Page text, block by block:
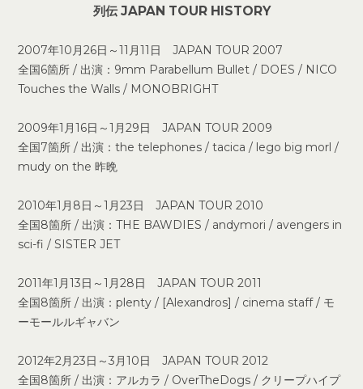
列伝 JAPAN TOUR HISTORY
2007年10月26日～11月11日 JAPAN TOUR 2007
全国6箇所 / 出演：9mm Parabellum Bullet / DOES / NICO
Touches the Walls / MONOBRIGHT
2009年1月16日～1月29日 JAPAN TOUR 2009
全国7箇所 / 出演：the telephones / tacica / lego big morl /
mudy on the 昨晩
2010年1月8日～1月23日 JAPAN TOUR 2010
全国8箇所 / 出演：THE BAWDIES / andymori / avengers in
sci-fi / SISTER JET
2011年1月13日～1月28日 JAPAN TOUR 2011
全国8箇所 / 出演：plenty / [Alexandros] / cinema staff / モ
ーモールルギャバン
2012年2月23日～3月10日 JAPAN TOUR 2012
全国8箇所 / 出演：アルカラ / OverTheDogs / クリープハイプ